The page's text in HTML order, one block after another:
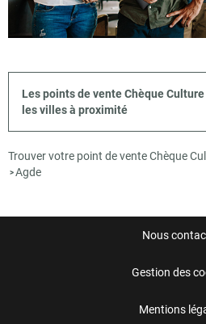
Les points de vente Chèque
les villes à proximité
Trouver votre point de vente Chèque
>Agde
Nous
Gestion des
Mentions